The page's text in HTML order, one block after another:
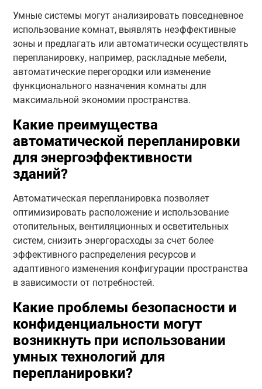
Умные системы могут анализировать повседневное
использование комнат, выявлять неэффективные
зоны и предлагать или автоматически осуществлять
перепланировку, например, раскладные мебели,
автоматические перегородки или изменение
функционального назначения комнаты для
максимальной экономии пространства.
Какие преимущества
автоматической перепланировки
для энергоэффективности
зданий?
Автоматическая перепланировка позволяет
оптимизировать расположение и использование
отопительных, вентиляционных и осветительных
систем, снизить энергорасходы за счет более
эффективного распределения ресурсов и
адаптивного изменения конфигурации пространства
в зависимости от потребностей.
Какие проблемы безопасности и
конфиденциальности могут
возникнуть при использовании
умных технологий для
перепланировки?